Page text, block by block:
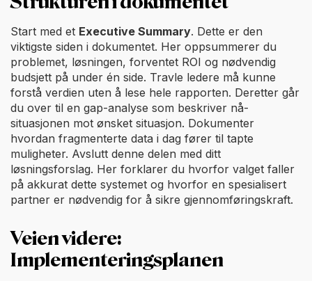
Start med et Executive Summary. Dette er den
viktigste siden i dokumentet. Her oppsummerer du
problemet, løsningen, forventet ROI og nødvendig
budsjett på under én side. Travle ledere må kunne
forstå verdien uten å lese hele rapporten. Deretter går
du over til en gap-analyse som beskriver nå-
situasjonen mot ønsket situasjon. Dokumenter
hvordan fragmenterte data i dag fører til tapte
muligheter. Avslutt denne delen med ditt
løsningsforslag. Her forklarer du hvorfor valget faller
på akkurat dette systemet og hvorfor en spesialisert
partner er nødvendig for å sikre gjennomføringskraft.
Veien videre:
Implementeringsplanen